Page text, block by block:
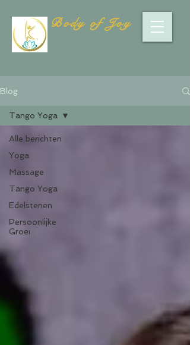
Body of Joy
Blog
Alle berichten
Yoga
Massage
Tango Yoga
Edelstenen
Persoonlijke
Groei
Tango Yoga